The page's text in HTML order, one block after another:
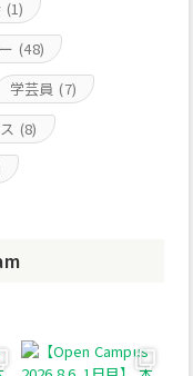
(1)
(48)
学芸員 (7)
(8)